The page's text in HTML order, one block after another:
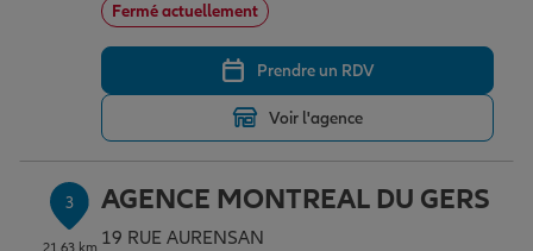
Garantie des accidents de la vie
Fermé actuellement
Prendre un RDV
Voir l'agence
3
21.63 km
AGENCE MONTREAL DU GERS
19 RUE AURENSAN